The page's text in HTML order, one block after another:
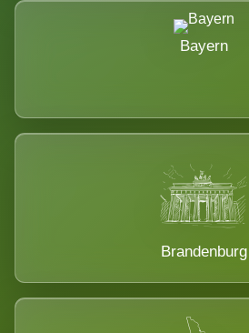
Bayern
Brandenburg